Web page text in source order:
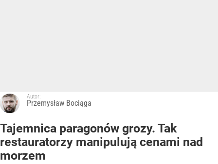
Autor:
Przemysław Bociąga
Tajemnica paragonów grozy. Tak
restauratorzy manipulują cenami nad
morzem